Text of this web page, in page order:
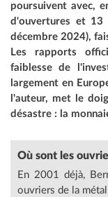
poursuivent avec,
d'ouvertures et 13
décembre 2024),
Les rapports
faiblesse de
largement en
l'auteur, met le
désastre : la
Où sont les
En 2001 déjà,
ouvriers de la